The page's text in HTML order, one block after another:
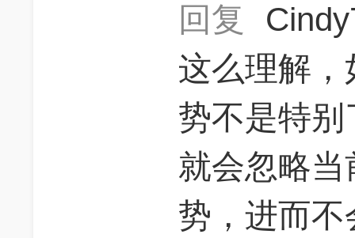
回复
这么理解
势不是特
就会忽略
势，进而